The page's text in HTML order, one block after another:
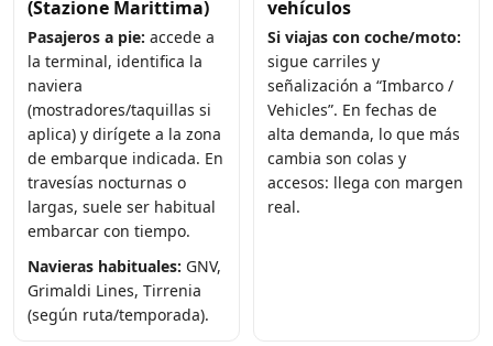
(Stazione Marittima)
Pasajeros a pie: accede a
la terminal, identifica la
naviera
(mostradores/taquillas si
aplica) y dirígete a la zona
de embarque indicada. En
travesías nocturnas o
largas, suele ser habitual
embarcar con tiempo.
Navieras habituales: GNV,
Grimaldi Lines, Tirrenia
(según ruta/temporada).
vehículos
Si viajas con coche/moto:
sigue carriles y
señalización a “Imbarco /
Vehicles”. En fechas de
alta demanda, lo que más
cambia son colas y
accesos: llega con margen
real.